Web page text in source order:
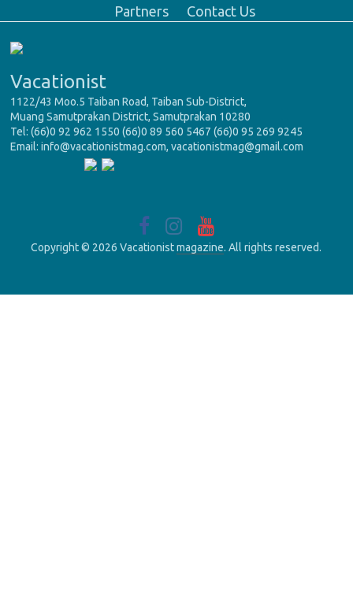
Partners
Contact Us
Vacationist
1122/43 Moo.5 Taiban Road, Taiban Sub-District,
Muang Samutprakan District, Samutprakan 10280
Tel: (66)0 92 962 1550 (66)0 89 560 5467 (66)0 95 269 9245
Email: info@vacationistmag.com, vacationistmag@gmail.com
Copyright © 2026 Vacationistmagazine. All rights reserved.